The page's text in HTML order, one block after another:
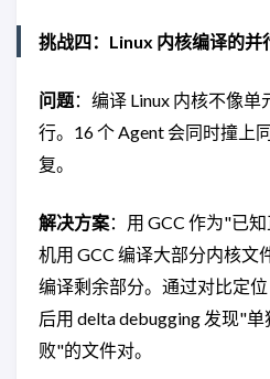
挑战四：Linux 内核编译的并
问题：编译 Linux 内核不像
行。16 个 Agent 会同时撞上
复。
解决方案：用 GCC 作为"已
机用 GCC 编译大部分内核文
编译剩余部分。通过对比定
后用 delta debugging 发现"
败"的文件对。